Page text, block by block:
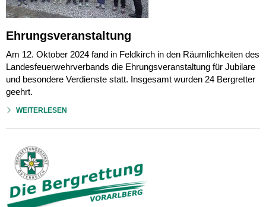
Ehrungsveranstaltung
Am 12. Oktober 2024 fand in Feldkirch in den Räumlichkeiten des
Landesfeuerwehrverbands die Ehrungsveranstaltung für Jubilare
und besondere Verdienste statt. Insgesamt wurden 24 Bergretter
geehrt.
WEITERLESEN